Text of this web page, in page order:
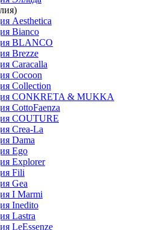
Aesthetica
Bianco
BLANCO
Brezze
Caracalla
Cocoon
Collection
CONKRETA & MUKKA
CottoFaenza
COUTURE
Crea-La
Dama
Ego
Explorer
Fili
Gea
I Marmi
Inedito
Lastra
LeEssenze